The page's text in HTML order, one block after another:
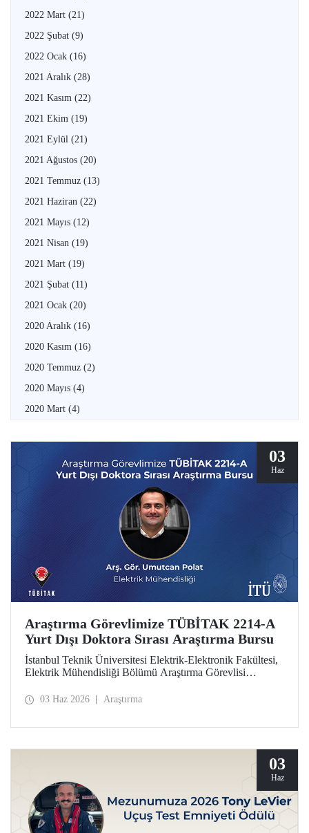
2022 Mart (21)
2022 Şubat (9)
2022 Ocak (16)
2021 Aralık (28)
2021 Kasım (22)
2021 Ekim (19)
2021 Eylül (21)
2021 Ağustos (20)
2021 Temmuz (13)
2021 Haziran (22)
2021 Mayıs (12)
2021 Nisan (19)
2021 Mart (19)
2021 Şubat (11)
2021 Ocak (20)
2020 Aralık (16)
2020 Kasım (16)
2020 Temmuz (2)
2020 Mayıs (4)
2020 Mart (4)
03
Haz
Araştırma Görevlimize TÜBİTAK 2214-A
Yurt Dışı Doktora Sırası Araştırma Bursu
İstanbul Teknik Üniversitesi Elektrik-Elektronik Fakültesi,
Elektrik Mühendisliği Bölümü Araştırma Görevlisi
Sırası Araştırma Bursu kapsamında desteklenmeye hak
03 Haz 2026 Araştırma
03
Haz